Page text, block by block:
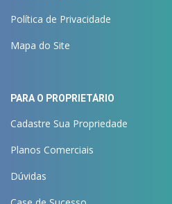
Política de Privacidade
Mapa do Site
PARA O PROPRIETÁRIO
Cadastre Sua Propriedade
Planos Comerciais
Dúvidas